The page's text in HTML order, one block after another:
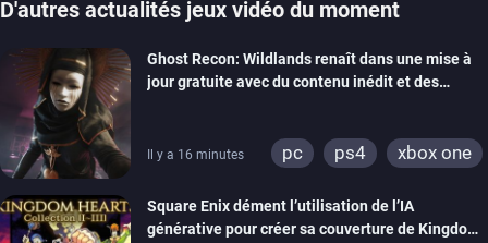
D'autres actualités jeux vidéo du moment
Ghost Recon: Wildlands renaît dans une mise à
jour gratuite avec du contenu inédit et des
Il y a 16 minutes pc ps4 xbox one
Square Enix dément l’utilisation de l’IA
générative pour créer sa couverture de Kingdom